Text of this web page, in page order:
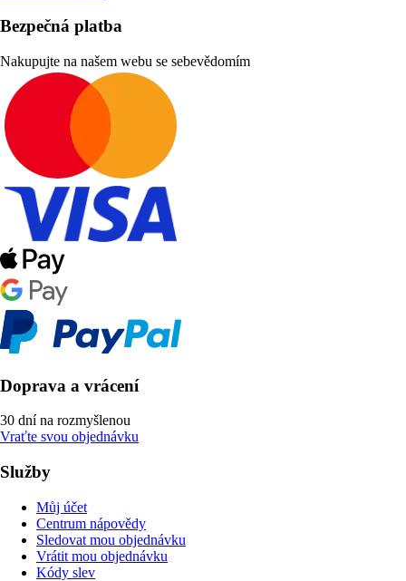
Bezpečná platba
Nakupujte na našem webu se sebevědomím
Doprava a vrácení
30 dní na rozmyšlenou
Vraťte svou objednávku
Služby
Můj účet
Centrum nápovědy
Sledovat mou objednávku
Vrátit mou objednávku
Kódy slev